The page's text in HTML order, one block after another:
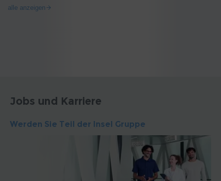
alle anzeigen
Jobs und Karriere
Werden Sie Teil der Insel Gruppe